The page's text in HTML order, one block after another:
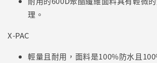
理。
X-PAC
輕量且耐用，面料是100%防水且